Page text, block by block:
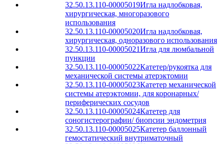
32.50.13.110-00005019Игла надлобковая,
хирургическая, многоразового
использования
32.50.13.110-00005020Игла надлобковая,
хирургическая, одноразового использования
32.50.13.110-00005021Игла для люмбальной
пункции
32.50.13.110-00005022Катетер/рукоятка для
механической системы атерэктомии
32.50.13.110-00005023Катетер механической
системы атерэктомии, для коронарных/
периферических сосудов
32.50.13.110-00005024Катетер для
соногистерографии/ биопсии эндометрия
32.50.13.110-00005025Катетер баллонный
гемостатический внутриматочный